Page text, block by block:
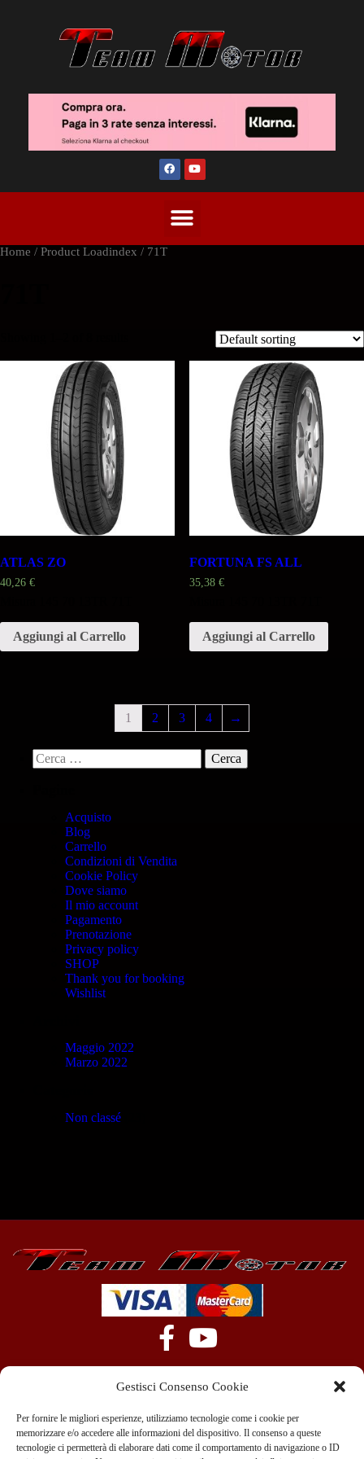
Gestisci Consenso Cookie
Per fornire le migliori esperienze, utilizziamo tecnologie come i cookie per
memorizzare e/o accedere alle informazioni del dispositivo. Il consenso a queste
tecnologie ci permetterà di elaborare dati come il comportamento di navigazione o ID
Home / Product Loadindex / 71T
ATLAS ZO
40,26 €
Aggiungi al Carrello
FORTUNA FS ALL
35,38 €
Aggiungi al Carrello
1 2 3 4 →
Acquisto
Blog
Carrello
Condizioni di Vendita
Cookie Policy
Dove siamo
Il mio account
Pagamento
Prenotazione
Privacy policy
SHOP
Thank you for booking
Wishlist
Maggio 2022
Marzo 2022
Non classé